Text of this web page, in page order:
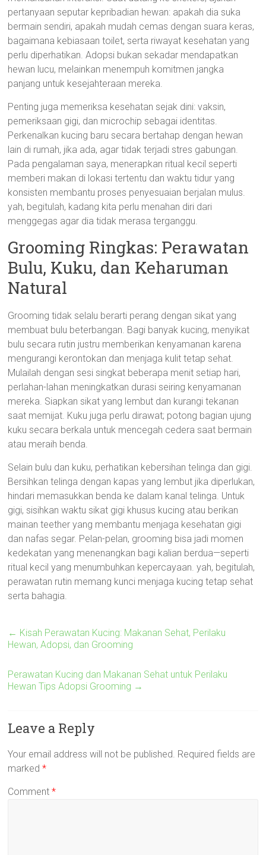
pertanyaan seputar kepribadian hewan: apakah dia suka
bermain sendiri, apakah mudah cemas dengan suara keras,
bagaimana kebiasaan toilet, serta riwayat kesehatan yang
perlu diperhatikan. Adopsi bukan sekadar mendapatkan
hewan lucu, melainkan menempuh komitmen jangka
panjang untuk kesejahteraan mereka.
Penting juga memeriksa kesehatan sejak dini: vaksin,
pemeriksaan gigi, dan microchip sebagai identitas.
Perkenalkan kucing baru secara bertahap dengan hewan
lain di rumah, jika ada, agar tidak terjadi stres gabungan.
Pada pengalaman saya, menerapkan ritual kecil seperti
memberi makan di lokasi tertentu dan waktu tidur yang
konsisten membantu proses penyesuaian berjalan mulus.
yah, begitulah, kadang kita perlu menahan diri dari
menggegas agar dia tidak merasa terganggu.
Grooming Ringkas: Perawatan
Bulu, Kuku, dan Keharuman
Natural
Grooming tidak selalu berarti perang dengan sikat yang
membuat bulu beterbangan. Bagi banyak kucing, menyikat
bulu secara rutin justru memberikan kenyamanan karena
mengurangi kerontokan dan menjaga kulit tetap sehat.
Mulailah dengan sesi singkat beberapa menit setiap hari,
perlahan-lahan meningkatkan durasi seiring kenyamanan
mereka. Siapkan sikat yang lembut dan kurangi tekanan
saat memijat. Kuku juga perlu dirawat; potong bagian ujung
kuku secara berkala untuk mencegah cedera saat bermain
atau meraih benda.
Selain bulu dan kuku, perhatikan kebersihan telinga dan gigi.
Bersihkan telinga dengan kapas yang lembut jika diperlukan,
hindari memasukkan benda ke dalam kanal telinga. Untuk
gigi, sisihkan waktu sikat gigi khusus kucing atau berikan
mainan teether yang membantu menjaga kesehatan gigi
dan nafas segar. Pelan-pelan, grooming bisa jadi momen
kedekatan yang menenangkan bagi kalian berdua—seperti
ritual kecil yang menumbuhkan kepercayaan. yah, begitulah,
perawatan rutin memang kunci menjaga kucing tetap sehat
serta bahagia.
← Kisah Perawatan Kucing: Makanan Sehat, Perilaku
Hewan, Adopsi, dan Grooming
Perawatan Kucing dan Makanan Sehat untuk Perilaku
Hewan Tips Adopsi Grooming →
Leave a Reply
Your email address will not be published. Required fields are
marked*
Comment*